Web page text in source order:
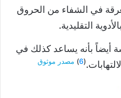
في الشفاء من الحروق
أيضاً بأنه يساعد كذلك في
(
6
) مصدر موثوق